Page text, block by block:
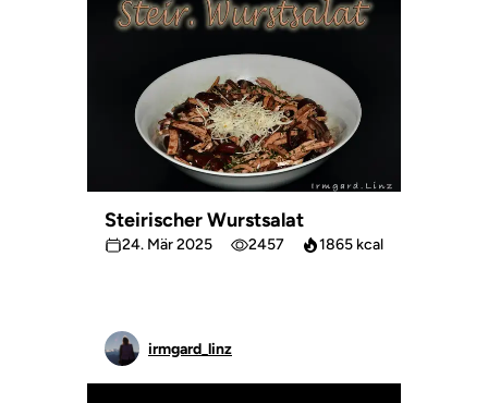
Steirischer Wurstsalat
24. Mär 2025 2457 1865 kcal
irmgard_linz